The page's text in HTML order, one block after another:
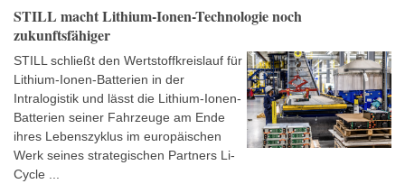
STILL macht Lithium-Ionen-Technologie noch
zukunftsfähiger
STILL schließt den Wertstoffkreislauf für
Lithium-Ionen-Batterien in der
Intralogistik und lässt die Lithium-Ionen-
Batterien seiner Fahrzeuge am Ende
ihres Lebenszyklus im europäischen
Werk seines strategischen Partners Li-
Cycle ...